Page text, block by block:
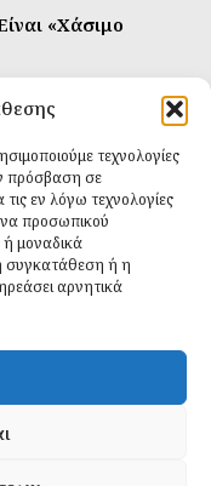
τεχνολογίες
πρόσβαση σε
εν λόγω τεχνολογίες
προσωπικού
μοναδικά
συγκατάθεση ή η
αρνητικά
«Χάσιμο
απορρήτου